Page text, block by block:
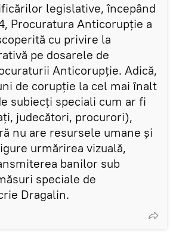
legislative, începând
Procuratura Anticorupție a
cu privire la
pe dosarele de
Anticorupție. Adică,
de corupție la cel mai înalt
subiecți speciali cum ar fi
judecători, procurori),
nu are resursele umane și
urmărirea vizuală,
banilor sub
speciale de
Dragalin.